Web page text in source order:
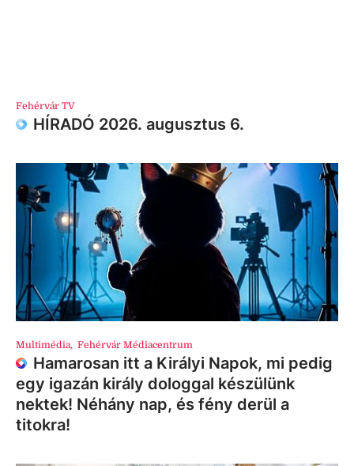
Fehérvár TV
HÍRADÓ 2026. augusztus 6.
Multimédia, Fehérvár Médiacentrum
Hamarosan itt a Királyi Napok, mi pedig
egy igazán király dologgal készülünk
nektek! Néhány nap, és fény derül a
titokra!